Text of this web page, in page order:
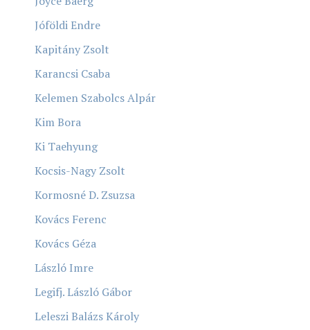
Jóföldi Endre
Kapitány Zsolt
Karancsi Csaba
Kelemen Szabolcs Alpár
Kim Bora
Ki Taehyung
Kocsis-Nagy Zsolt
Kormosné D. Zsuzsa
Kovács Ferenc
Kovács Géza
László Imre
Legifj. László Gábor
Leleszi Balázs Károly